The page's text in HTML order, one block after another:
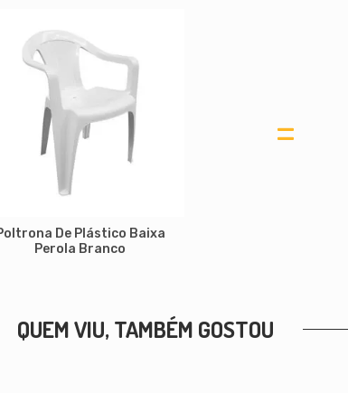
De Plástico Baixa
Perola Branco
=
QUEM VIU, TAMBÉM GOSTOU